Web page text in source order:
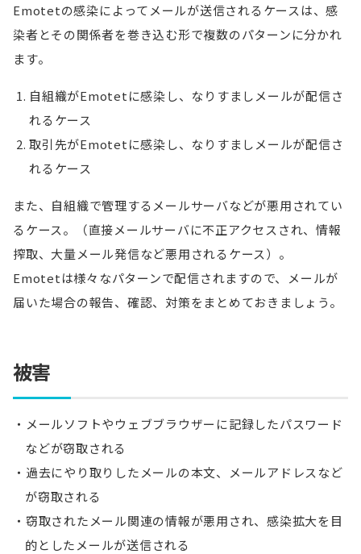
Emotetの感染によってメールが送信されるケースは、感
染者とその関係者を巻き込む形で複数のパターンに分かれ
ます。
自組織がEmotetに感染し、なりすましメールが配信さ
れるケース
取引先がEmotetに感染し、なりすましメールが配信さ
れるケース
また、自組織で管理するメールサーバなどが悪用されてい
るケース。（直接メールサーバに不正アクセスされ、情報
搾取、大量メール発信など悪用されるケース）。
Emotetは様々なパターンで配信されますので、メールが
届いた場合の報告、確認、対策をまとめておきましょう。
被害
メールソフトやウェブブラウザーに記録したパスワード
などが窃取される
過去にやり取りしたメールの本文、メールアドレスなど
が窃取される
窃取されたメール関連の情報が悪用され、感染拡大を目
的としたメールが送信される